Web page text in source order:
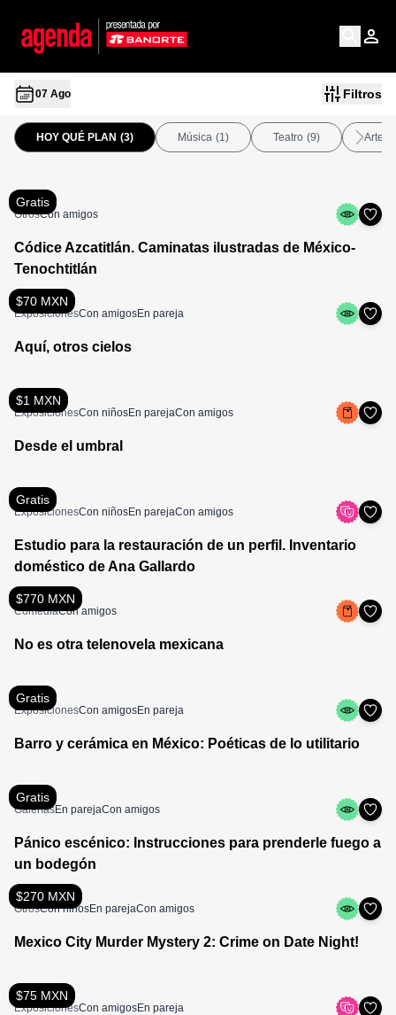
07 Ago Filtros
HOY QUÉ PLAN (3) Música (1) Teatro (9) Arte
Gratis
OtrosCon amigos
Códice Azcatitlán. Caminatas ilustradas de México-
Tenochtitlán
$70 MXN
ExposicionesCon amigosEn pareja
Aquí, otros cielos
$1 MXN
ExposicionesCon niñosEn parejaCon amigos
Desde el umbral
Gratis
ExposicionesCon niñosEn parejaCon amigos
Estudio para la restauración de un perfil. Inventario
doméstico de Ana Gallardo
$770 MXN
ComediaCon amigos
No es otra telenovela mexicana
Gratis
ExposicionesCon amigosEn pareja
Barro y cerámica en México: Poéticas de lo utilitario
Gratis
GaleríasEn parejaCon amigos
Pánico escénico: Instrucciones para prenderle fuego a
un bodegón
$270 MXN
OtrosCon niñosEn parejaCon amigos
Mexico City Murder Mystery 2: Crime on Date Night!
$75 MXN
ExposicionesCon amigosEn pareja